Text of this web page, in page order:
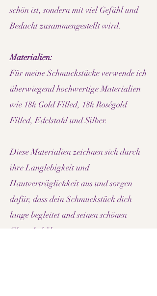
schön ist, sondern mit viel Gefühl und
Bedacht zusammengestellt wird.
Materialien:
Für meine Schmuckstücke verwende ich
überwiegend hochwertige Materialien
wie 18k Gold Filled, 18k Roségold
Filled, Edelstahl und Silber.
Diese Materialien zeichnen sich durch
ihre Langlebigkeit und
Hautverträglichkeit aus und sorgen
dafür, dass dein Schmuckstück dich
lange begleitet und seinen schönen
Glanz behält.